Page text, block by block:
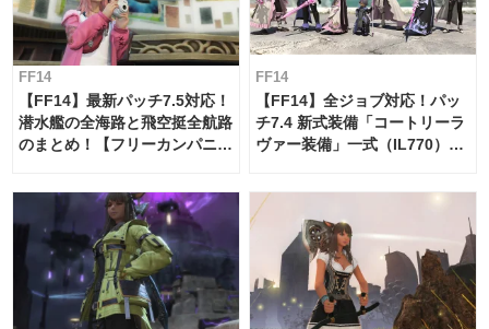
FF14
【FF14】最新パッチ7.5対応！
潜水艦の全海路と飛空挺全航路
のまとめ！【フリーカンパニ
FF14
【FF14】全ジョブ対応！パッ
チ7.4 新式装備「コートリーラ
ヴァー装備」一式（IL770）の